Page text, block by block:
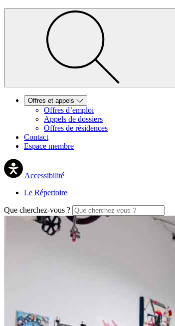
Offres et appels
Offres d’emploi
Appels de dossiers
Offres de résidences
Contact
Espace membre
Accessibilité
Le Répertoire
Que cherchez-vous ?